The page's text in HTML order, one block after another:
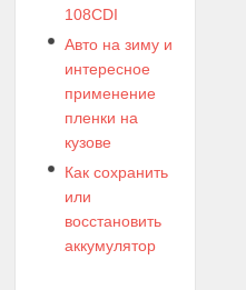
108CDI
Авто на зиму и
интересное
применение
пленки на
кузове
Как сохранить
или
восстановить
аккумулятор